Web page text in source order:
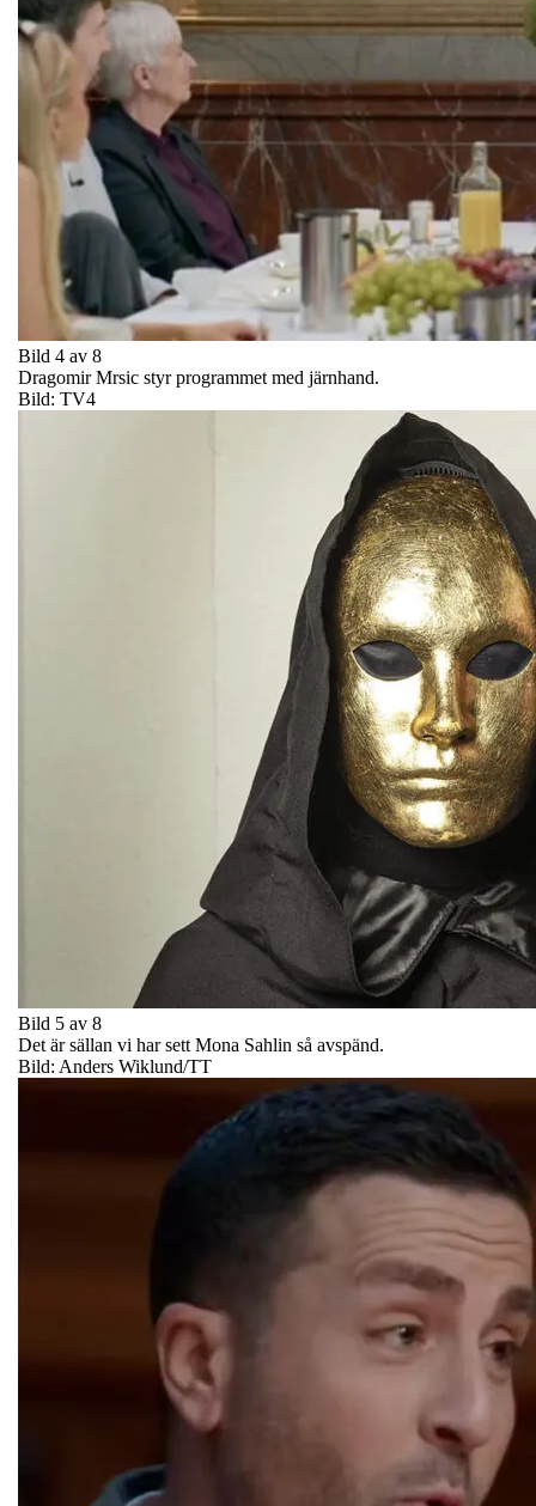
Bild 4 av 8
Dragomir Mrsic styr programmet med järnhand.
Bild: TV4
Bild 5 av 8
Det är sällan vi har sett Mona Sahlin så avspänd.
Bild: Anders Wiklund/TT